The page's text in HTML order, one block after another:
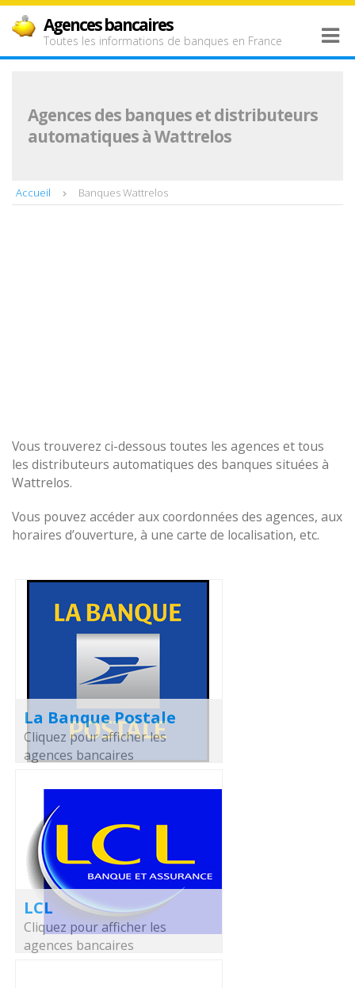
Agences bancaires
Toutes les informations de banques en France
Agences des banques et distributeurs
automatiques à Wattrelos
Accueil Banques Wattrelos
Vous trouverez ci-dessous toutes les agences et tous
les distributeurs automatiques des banques situées à
Wattrelos.
Vous pouvez accéder aux coordonnées des agences, aux
horaires d’ouverture, à une carte de localisation, etc.
La Banque Postale
Cliquez pour afficher les
agences bancaires
LCL
Cliquez pour afficher les
agences bancaires